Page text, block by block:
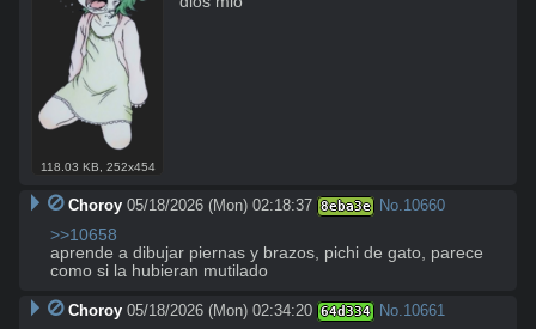
118.03 KB, 252x454
Choroy 05/18/2026 (Mon) 02:18:37 8eba3e No. 10660
>>10658
aprende a dibujar piernas y brazos, pichi de gato, parece
como si la hubieran mutilado
Choroy 05/18/2026 (Mon) 02:34:20 64d334 No. 10661